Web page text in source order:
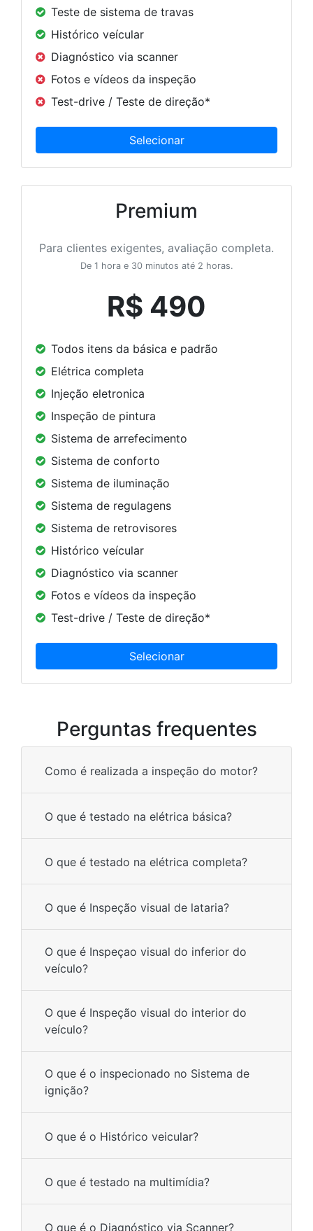
Teste de sistema de travas
Histórico veícular
Diagnóstico via scanner
Fotos e vídeos da inspeção
Test-drive / Teste de direção*
Premium
Para clientes exigentes, avaliação completa.
De 1 hora e 30 minutos até 2 horas.
R$ 490
Todos itens da básica e padrão
Elétrica completa
Injeção eletronica
Inspeção de pintura
Sistema de arrefecimento
Sistema de conforto
Sistema de iluminação
Sistema de regulagens
Sistema de retrovisores
Histórico veícular
Diagnóstico via scanner
Fotos e vídeos da inspeção
Test-drive / Teste de direção*
Perguntas frequentes
Como é realizada a inspeção do motor?
O que é testado na elétrica básica?
O que é testado na elétrica completa?
O que é Inspeção visual de lataria?
O que é Inspeçao visual do inferior do
veículo?
O que é Inspeção visual do interior do
veículo?
O que é o inspecionado no Sistema de
ignição?
O que é o Histórico veicular?
O que é testado na multimídia?
O que é o Diagnóstico via Scanner?